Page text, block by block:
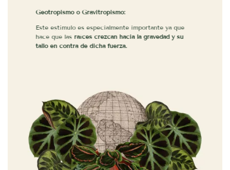
Geotropismo o Gravitropismo:
Este estímulo es especialmente importante ya que
hace que las raíces crezcan hacia la gravedad y su
tallo en contra de dicha fuerza.